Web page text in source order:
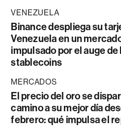
VENEZUELA
Binance despliega su
Venezuela en un
impulsado por el auge de
stablecoins
MERCADOS
El precio del oro se
camino a su mejor día
febrero: qué impulsa el